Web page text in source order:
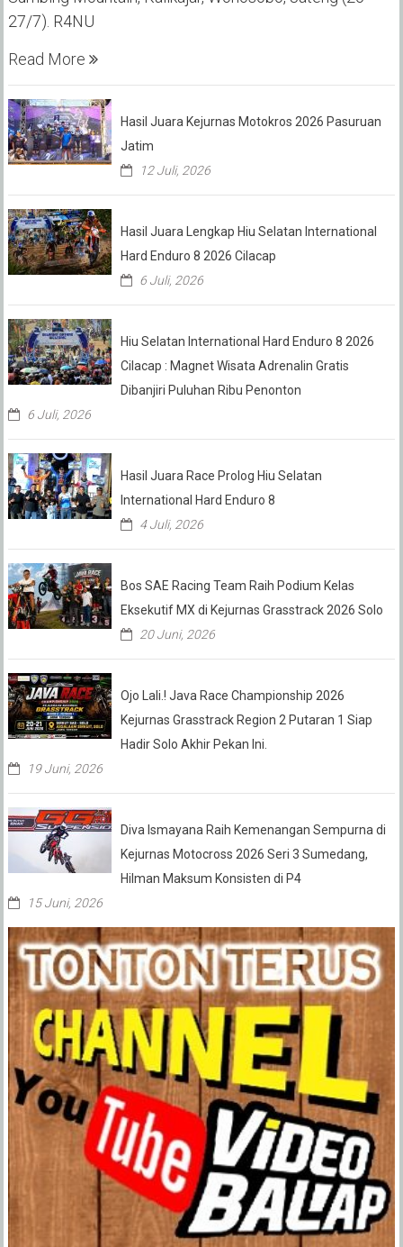
27/7). R4NU
Read More
Hasil Juara Kejurnas Motokros 2026 Pasuruan
Jatim
12 Juli, 2026
Hasil Juara Lengkap Hiu Selatan International
Hard Enduro 8 2026 Cilacap
6 Juli, 2026
Hiu Selatan International Hard Enduro 8 2026
Cilacap : Magnet Wisata Adrenalin Gratis
Dibanjiri Puluhan Ribu Penonton
6 Juli, 2026
Hasil Juara Race Prolog Hiu Selatan
International Hard Enduro 8
4 Juli, 2026
Bos SAE Racing Team Raih Podium Kelas
Eksekutif MX di Kejurnas Grasstrack 2026 Solo
20 Juni, 2026
Ojo Lali.! Java Race Championship 2026
Kejurnas Grasstrack Region 2 Putaran 1 Siap
Hadir Solo Akhir Pekan Ini.
19 Juni, 2026
Diva Ismayana Raih Kemenangan Sempurna di
Kejurnas Motocross 2026 Seri 3 Sumedang,
Hilman Maksum Konsisten di P4
15 Juni, 2026